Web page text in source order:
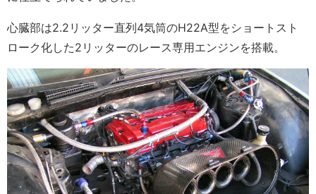
心臓部は2.2リッター直列4気筒のH22A型をショートスト
ローク化した2リッターのレース専用エンジンを搭載。